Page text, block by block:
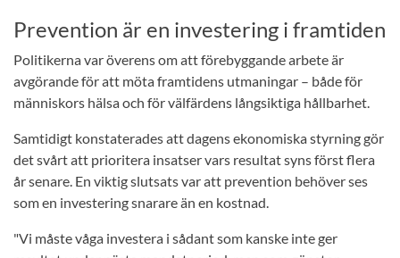
Prevention är en investering i framtiden
Politikerna var överens om att förebyggande arbete är
avgörande för att möta framtidens utmaningar – både för
människors hälsa och för välfärdens långsiktiga hållbarhet.
Samtidigt konstaterades att dagens ekonomiska styrning gör
det svårt att prioritera insatser vars resultat syns först flera
år senare. En viktig slutsats var att prevention behöver ses
som en investering snarare än en kostnad.
"Vi måste våga investera i sådant som kanske inte ger